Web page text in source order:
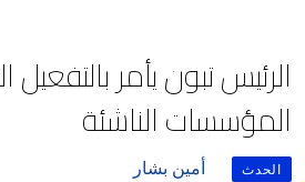
الرئيس تبون يأمر
المؤسسات الناشئة
الحدث
أمين بشار